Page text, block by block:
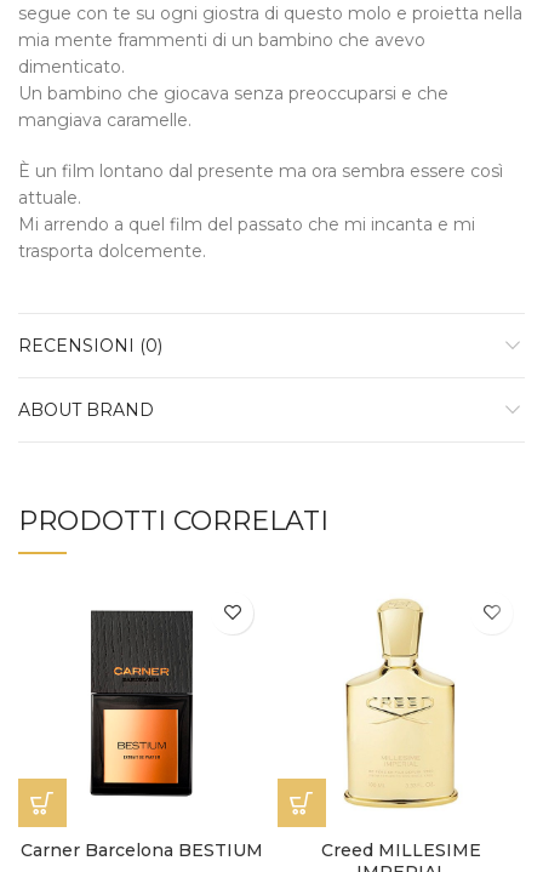
segue con te su ogni giostra di questo molo e proietta nella
mia mente frammenti di un bambino che avevo
dimenticato.
Un bambino che giocava senza preoccuparsi e che
mangiava caramelle.
È un film lontano dal presente ma ora sembra essere così
attuale.
Mi arrendo a quel film del passato che mi incanta e mi
trasporta dolcemente.
RECENSIONI (0)
ABOUT BRAND
PRODOTTI CORRELATI
Carner Barcelona BESTIUM
Creed MILLESIME